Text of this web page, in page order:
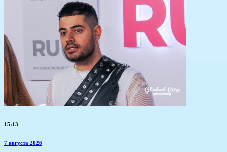
15:13
7 августа 2026